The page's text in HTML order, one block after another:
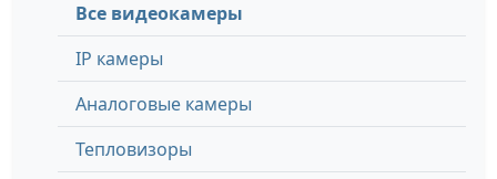
Все видеокамеры
IP камеры
Аналоговые камеры
Тепловизоры